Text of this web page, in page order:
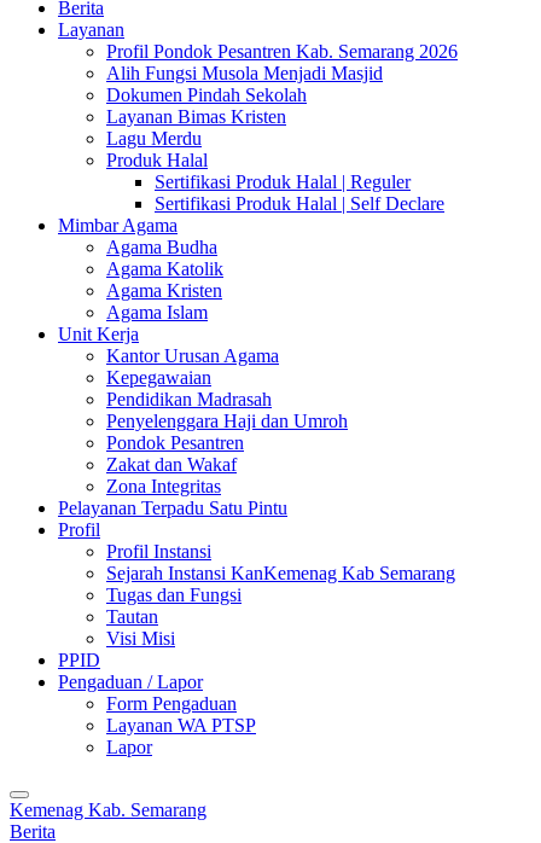
Berita
Layanan
Profil Pondok Pesantren Kab. Semarang 2026
Alih Fungsi Musola Menjadi Masjid
Dokumen Pindah Sekolah
Layanan Bimas Kristen
Lagu Merdu
Produk Halal
Sertifikasi Produk Halal | Reguler
Sertifikasi Produk Halal | Self Declare
Mimbar Agama
Agama Budha
Agama Katolik
Agama Kristen
Agama Islam
Unit Kerja
Kantor Urusan Agama
Kepegawaian
Pendidikan Madrasah
Penyelenggara Haji dan Umroh
Pondok Pesantren
Zakat dan Wakaf
Zona Integritas
Pelayanan Terpadu Satu Pintu
Profil
Profil Instansi
Sejarah Instansi KanKemenag Kab Semarang
Tugas dan Fungsi
Tautan
Visi Misi
PPID
Pengaduan / Lapor
Form Pengaduan
Layanan WA PTSP
Lapor
Kemenag Kab. Semarang
Berita